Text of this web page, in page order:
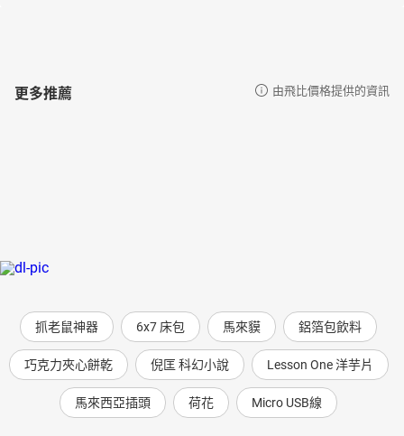
更多推薦 由飛比價格提供的資訊
抓老鼠神器 6x7 床包 馬來貘 鋁箔包飲料
巧克力夾心餅乾 倪匡 科幻小說 Lesson One 洋芋片
馬來西亞插頭 荷花 Micro USB線